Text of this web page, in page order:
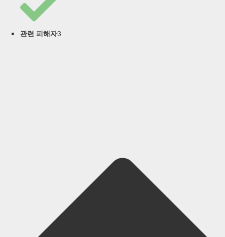
관련 피해자3